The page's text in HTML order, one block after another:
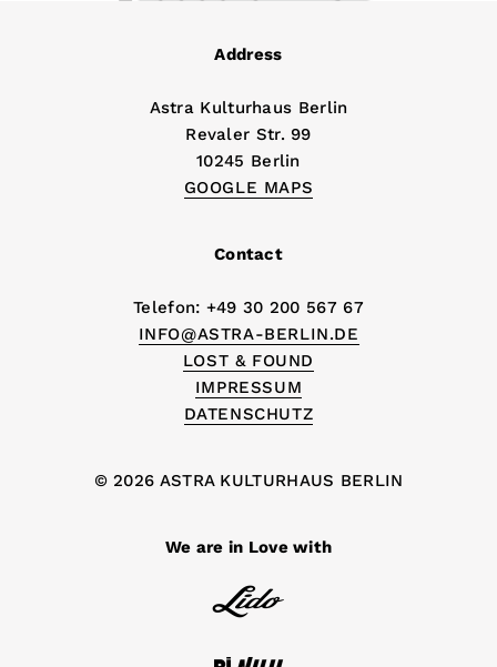
Address
Astra Kulturhaus Berlin
Revaler Str. 99
10245 Berlin
GOOGLE MAPS
Contact
Telefon: +49 30 200 567 67
INFO@ASTRA-BERLIN.DE
LOST & FOUND
IMPRESSUM
DATENSCHUTZ
© 2026 ASTRA KULTURHAUS BERLIN
We are in Love with